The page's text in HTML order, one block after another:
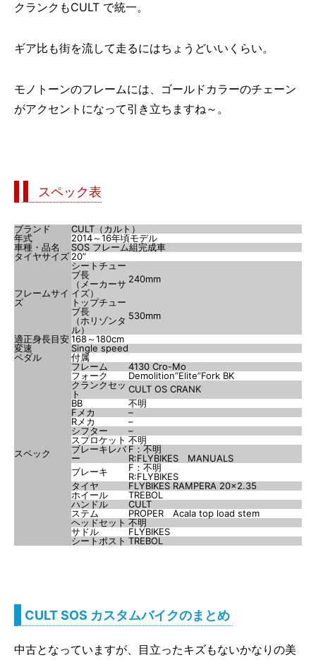
クランクもCULT で統一。
ギア比も街を流して走るにはちょうどいいくらい。
モノトーンのフレームには、ゴールドカラーのチェーン
がアクセントになって引き立ちますね～。
スペック表
ブランド
CULT（カルト）
年式
2014～16年頃モデル
車種・品名
SOS フレーム組完成車
タイヤサイズ20”
フレームサイ
ズ
シートチュー
ブ長
（メーカーサ
イズ）
240mm
トップチュー
ブ長
（ホリゾンタ
ル）
530mm
適正身長目安168～180cm
変速
Single speed
ペダル
付属
スペック
フレーム
4130 Cro-Mo
フォーク
Demolition”Elite”Fork BK
クランクセッ
ト
CULT OS CRANK
BB
不明
Fメカ
–
Rメカ
–
シフター
–
スプロケット不明
ブレーキレバ
ー
F：不明
R:FLYBIKES MANUALS
ブレーキ
F：不明
R:FLYBIKES
タイヤ
FLYBIKES RAMPERA 20×2.35
ホイール
TREBOL
ハンドル
CULT
ステム
PROPER Acala top load stem
ヘッドセット不明
サドル
FLYBIKES
シートポストTREBOL
CULT SOS カスタムバイクのまとめ
中古となっていますが、目立ったキズもないかなりの美